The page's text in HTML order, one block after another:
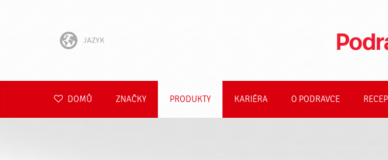
JAZYK
Hrvatski
DOMŮ ZNAČKY PRODUKTY KARIÉRA O PODRAVCE